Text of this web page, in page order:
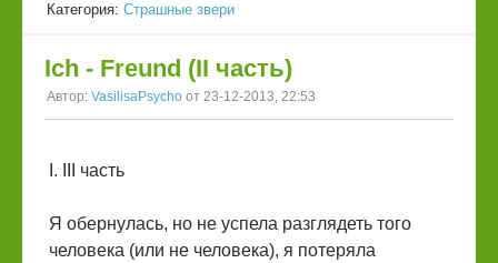
Категория: Страшные звери
Ich - Freund (II часть)
Автор: VasilisaPsycho от 23-12-2013, 22:53
I. III часть
Я обернулась, но не успела разглядеть того
человека (или не человека), я потеряла